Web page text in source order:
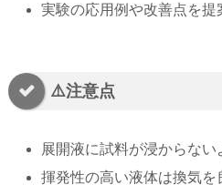
実験の応用例や改善点を提
⚠️注意点
展開液に試料が浸からない
揮発性の高い液体は換気を